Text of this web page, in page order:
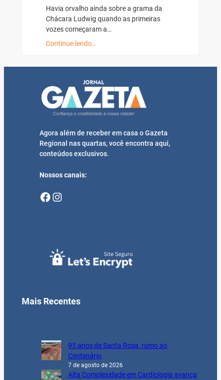
Havia orvalho ainda sobre a grama da
Chácara Ludwig quando as primeiras
vozes começaram a…
Continue lendo…
Agora além de receber em casa o Gazeta
Regional nas quartas, você encontra aqui,
conteúdos exclusivos.
Nossos canais:
Facebook Instagram
Mais Recentes
95 anos de Santa Rosa, rumo ao
Centenário
7 de agosto de 2026
Alta Complexidade em Cardiologia avança